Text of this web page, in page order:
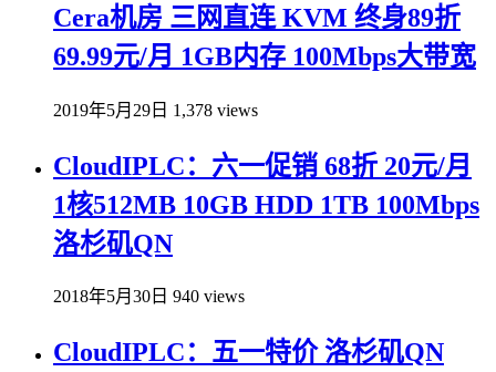
Cera机房 三网直连 KVM 终身89折
69.99元/月 1GB内存 100Mbps大带宽
2019年5月29日 1,378 views
CloudIPLC：六一促销 68折 20元/月
1核512MB 10GB HDD 1TB 100Mbps
洛杉矶QN
2018年5月30日 940 views
CloudIPLC：五一特价 洛杉矶QN